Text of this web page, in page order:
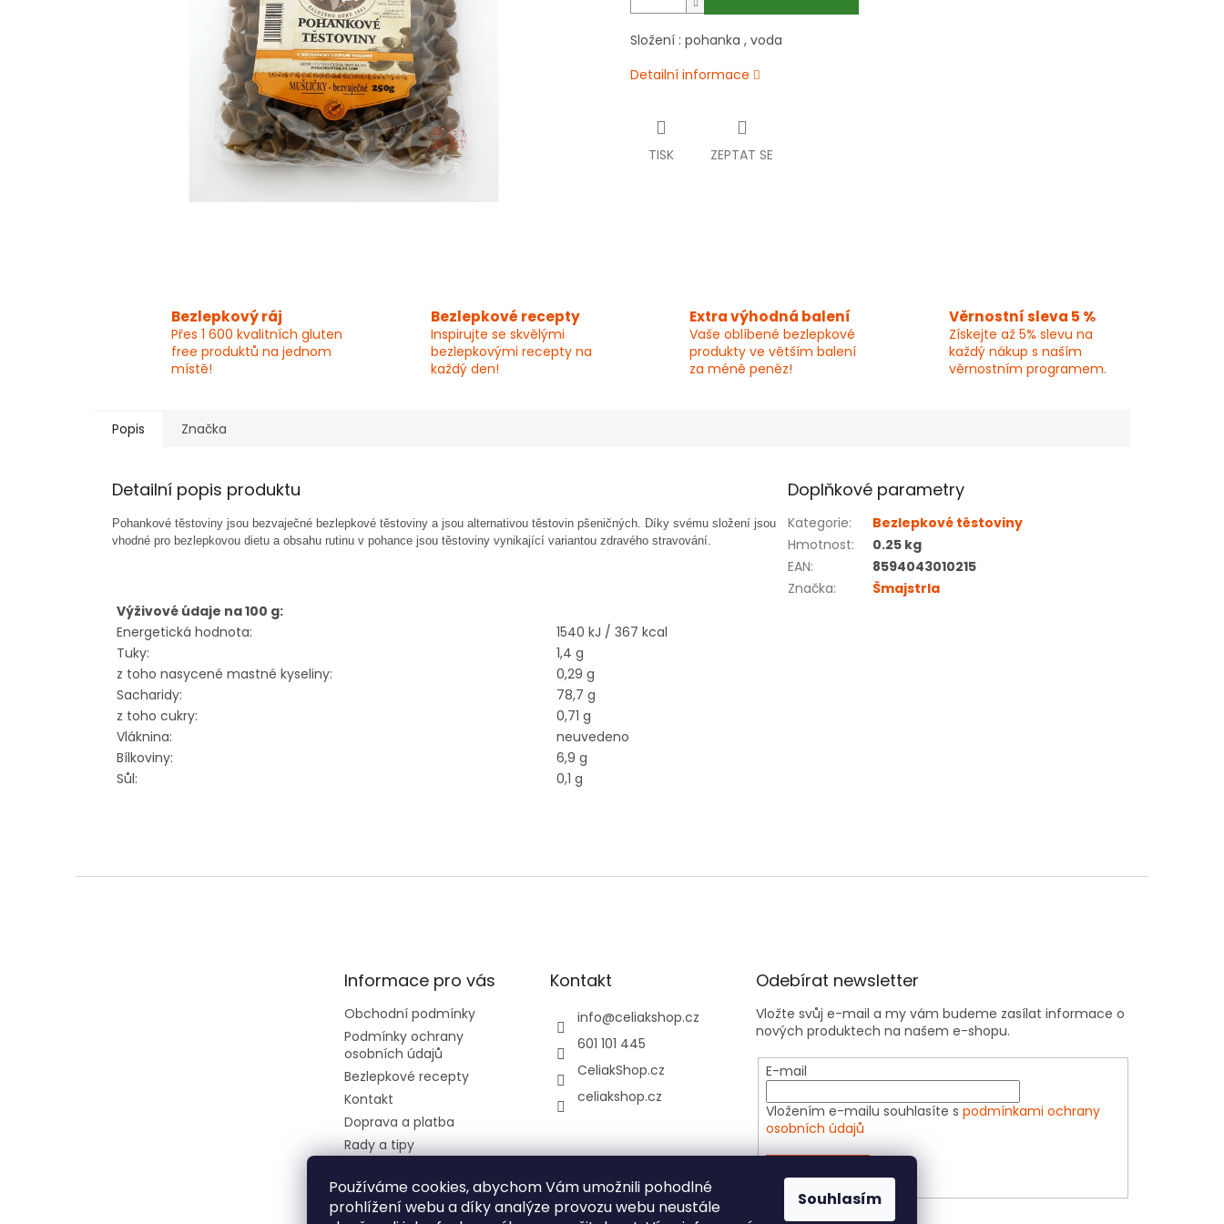
Používáme cookies, abychom Vám umožnili pohodlné
prohlížení webu a díky analýze provozu webu neustále
Souhlasím
Složení : pohanka , voda
Detailní informace
TISK ZEPTAT SE
Bezlepkový ráj
Přes 1 600 kvalitních gluten
free produktů na jednom
místě!
Bezlepkové recepty
Inspirujte se skvělými
bezlepkovými recepty na
každý den!
Extra výhodná balení
Vaše oblíbené bezlepkové
produkty ve větším balení
za méně peněz!
Věrnostní sleva 5 %
Získejte až 5% slevu na
každý nákup s naším
věrnostním programem.
Popis Značka
Detailní popis produktu
Pohankové těstoviny jsou bezvaječné bezlepkové těstoviny a jsou alternativou těstovin pšeničných. Díky svému složení jsou
vhodné pro bezlepkovou dietu a obsahu rutinu v pohance jsou těstoviny vynikající variantou zdravého stravování.
Výživové údaje na 100 g:
Energetická hodnota:
1540 kJ / 367 kcal
Tuky:
1,4 g
z toho nasycené mastné kyseliny:
0,29 g
Sacharidy:
78,7 g
z toho cukry:
0,71 g
Vláknina:
neuvedeno
Bílkoviny:
6,9 g
Sůl:
0,1 g
Doplňkové parametry
Kategorie:
Bezlepkové těstoviny
Hmotnost:
0.25 kg
EAN:
8594043010215
Značka: Šmajstrla
Informace pro vás
Obchodní podmínky
Podmínky ochrany
osobních údajů
Bezlepkové recepty
Kontakt
Doprava a platba
Rady a tipy
Dietní cestovní kartičky do
restaurece
Kontakt
info@celiakshop.cz
601 101 445
CeliakShop.cz
celiakshop.cz
Odebírat newsletter
Vložte svůj e-mail a my vám budeme zasílat informace o
nových produktech na našem e-shopu.
E-mail
Vložením e-mailu souhlasíte spodmínkami ochrany
osobních údajů